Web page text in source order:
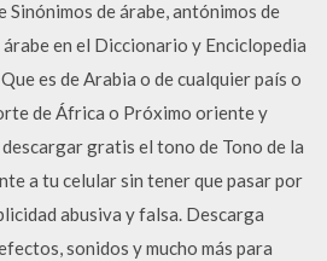
Sinónimos de árabe, antónimos de
en el Diccionario y Enciclopedia
es de Arabia o de cualquier país o
de África o Próximo oriente y
gratis el tono de Tono de la
a tu celular sin tener que pasar por
abusiva y falsa. Descarga
sonidos y mucho más para